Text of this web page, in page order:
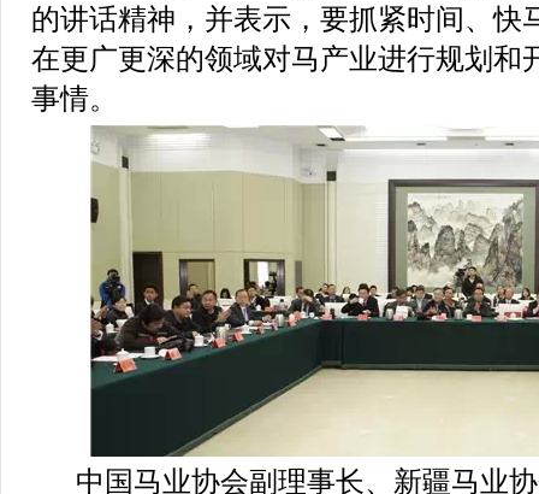
的讲话精神，并表示，要抓紧时间、快
在更广更深的领域对马产业进行规划和
事情。
中国马业协会副理事长、新疆马业